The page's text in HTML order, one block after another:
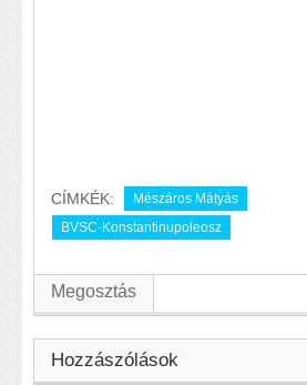
CÍMKÉK:
Mészáros Mátyás
BVSC-Konstantinupoleosz
Megosztás
Hozzászólások